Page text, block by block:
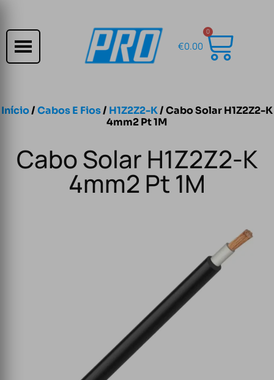
€0.00
0
Início/Cabos E Fios/ H1Z2Z2-K/ Cabo Solar H1Z2Z2-K
4mm2 Pt 1M
Cabo Solar H1Z2Z2-K
4mm2 Pt 1M